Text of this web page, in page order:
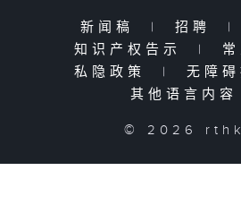
新闻稿 | 招聘 |
知识产权告示
|
私隐政策
| 无障
其他语言内容
© 2026